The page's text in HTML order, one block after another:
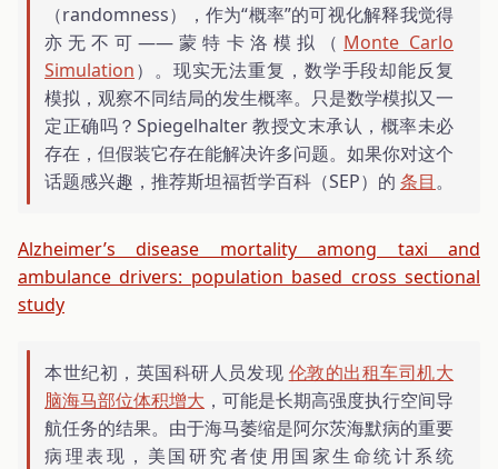
（randomness），作为“概率”的可视化解释我觉得
亦无不可——蒙特卡洛模拟（ Monte Carlo
Simulation）。现实无法重复，数学手段却能反复
模拟，观察不同结局的发生概率。只是数学模拟又一
定正确吗？Spiegelhalter 教授文末承认，概率未必
存在，但假装它存在能解决许多问题。如果你对这个
话题感兴趣，推荐斯坦福哲学百科（SEP）的 条目。
Alzheimer’s disease mortality among taxi and
ambulance drivers: population based cross sectional
study
本世纪初，英国科研人员发现 伦敦的出租车司机大
脑海马部位体积增大 ，可能是长期高强度执行空间导
航任务的结果。由于海马萎缩是阿尔茨海默病的重要
病理表现，美国研究者使用国家生命统计系统